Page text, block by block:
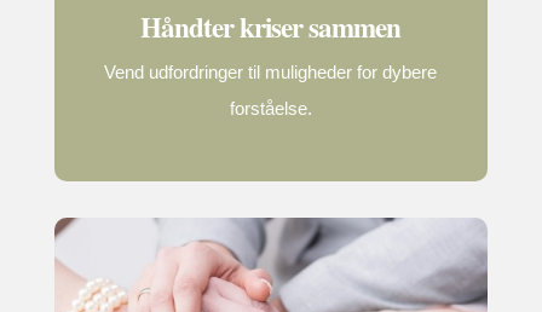
Håndter kriser sammen
Vend udfordringer til muligheder for dybere
forståelse.